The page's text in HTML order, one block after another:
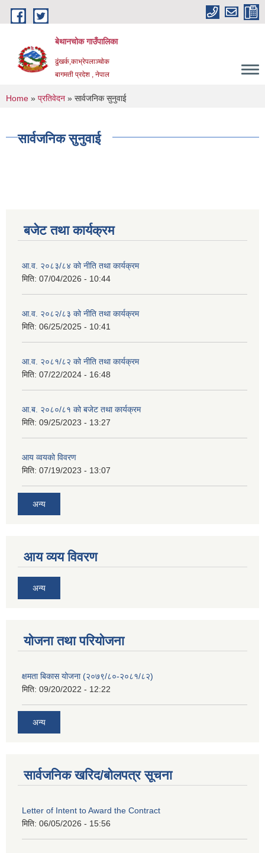
Skip to main content
बेथानचोक गाउँपालिका
ढुंखर्क,काभ्रेपलाञ्चाेक
बागमती प्रदेश , नेपाल
You are here
Home » प्रतिवेदन » सार्वजनिक सुनुवाई
सार्वजनिक सुनुवाई
बजेट तथा कार्यक्रम
आ.व. २०८३/८४ को नीति तथा कार्यक्रम
मिति: 07/04/2026 - 10:44
आ.व. २०८२/८३ को नीति तथा कार्यक्रम
मिति: 06/25/2025 - 10:41
आ.व. २०८१/८२ को नीति तथा कार्यक्रम
मिति: 07/22/2024 - 16:48
आ.ब. २०८०/८१ को बजेट तथा कार्यक्रम
मिति: 09/25/2023 - 13:27
आय व्वयको विवरण
मिति: 07/19/2023 - 13:07
अन्य
आय व्यय विवरण
अन्य
याेजना तथा परियाेजना
क्षमता बिकास योजना (२०७९/८०-२०८१/८२)
मिति: 09/20/2022 - 12:22
अन्य
सार्वजनिक खरिद/बोलपत्र सूचना
Letter of Intent to Award the Contract
मिति: 06/05/2026 - 15:56